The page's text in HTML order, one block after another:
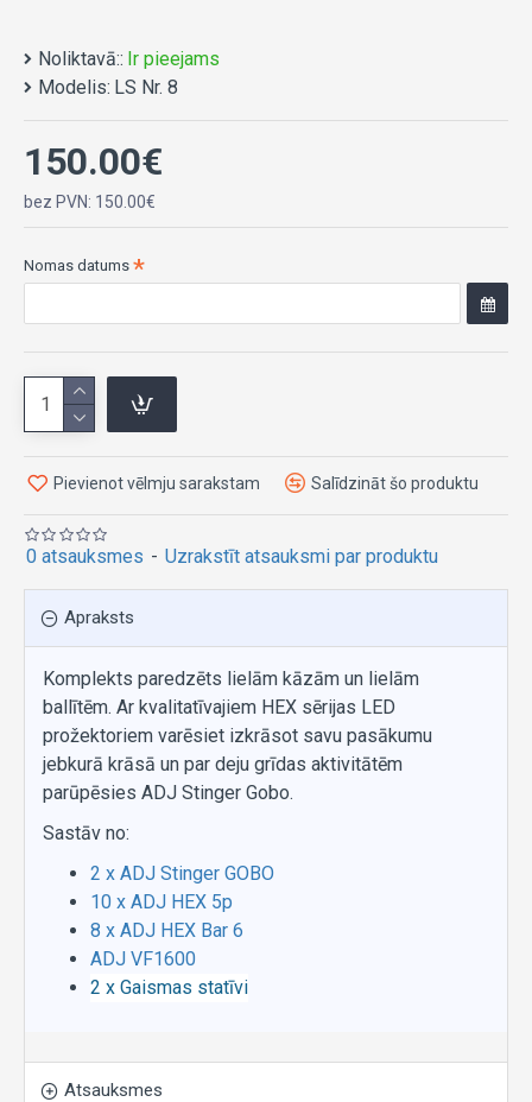
Noliktavā:: Ir pieejams
Modelis: LS Nr. 8
0 atsauksmes - Uzrakstīt atsauksmi par produktu
150.00€
bez PVN: 150.00€
Nomas datums
Pievienot vēlmju sarakstam Salīdzināt šo produktu
Apraksts
Komplekts paredzēts lielām kāzām un lielām
ballītēm. Ar kvalitatīvajiem HEX sērijas LED
prožektoriem varēsiet izkrāsot savu pasākumu
jebkurā krāsā un par deju grīdas aktivitātēm
parūpēsies ADJ Stinger Gobo.
Sastāv no:
2 x ADJ Stinger GOBO
10 x ADJ HEX 5p
8 x ADJ HEX Bar 6
ADJ VF1600
2 x Gaismas statīvi
Atsauksmes